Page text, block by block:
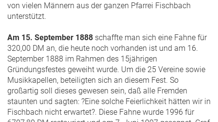
von vielen Männern aus der ganzen Pfarrei Fischbach
unterstützt.
Am 15. September 1888 schaffte man sich eine Fahne für
320,00 DM an, die heute noch vorhanden ist und am 16.
September 1888 im Rahmen des 15jährigen
Gründungsfestes geweiht wurde. Um die 25 Vereine sowie
Musikkapellen, beteiligten sich an diesem Fest. So
großartig soll dieses gewesen sein, daß alle Fremden
staunten und sagten: ?Eine solche Feierlichkeit hätten wir in
Fischbach nicht erwartet?. Diese Fahne wurde 1996 für